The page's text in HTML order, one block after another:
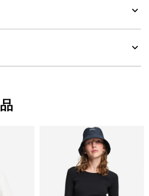
。
処理ができる。底面温度110℃を限度として
アイロン仕上げ。
ング処理ができない。
ニング処理ができる。：通常の処理
62
64
66